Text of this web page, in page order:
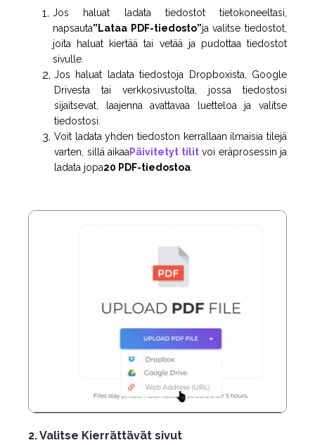
Jos haluat ladata tiedostot tietokoneeltasi,
napsauta”Lataa PDF-tiedosto”ja valitse tiedostot,
joita haluat kiertää tai vetää ja pudottaa tiedostot
sivulle.
Jos haluat ladata tiedostoja Dropboxista, Google
Drivesta tai verkkosivustolta, jossa tiedostosi
sijaitsevat, laajenna avattavaa luetteloa ja valitse
tiedostosi.
Voit ladata yhden tiedoston kerrallaan ilmaisia tilejä
varten, sillä aikaa Päivitetyt tilitvoi eräprosessin ja
ladata jopa20 PDF-tiedostoa
2. Valitse Kierrättävät sivut